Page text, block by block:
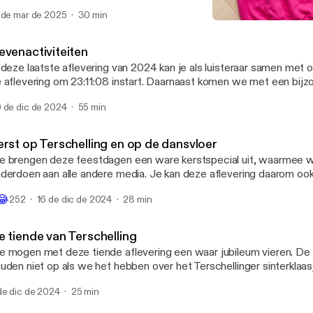
we terugblikken op ons Terschellinger avontuur. Op de
eerst gebruik van sound effects... En tot slot – de vergeten
de mar de 2025 30 min
laatste aflevering van 2024 kan je als luisteraar samen met
aflevering om 23:11:08 instart. Daarnaast komen we met een
bespreking van de het rattenprobleem. We wensen iedereen
de dic de 2024 55 min
op Terschelling en op de dansvloer
brengen deze feestdagen een ware kerstspecial uit, waarmee
aan alle andere media. Je kan deze aflevering daarom
Niet alleen onze eigen kerstervaringen komen aan bod,
252 16 de dic de 2024 28 min
tiende van Terschelling
mogen met deze tiende aflevering een waar jubileum vieren.
niet op als we het hebben over het Terschellinger
dic de 2024 25 min